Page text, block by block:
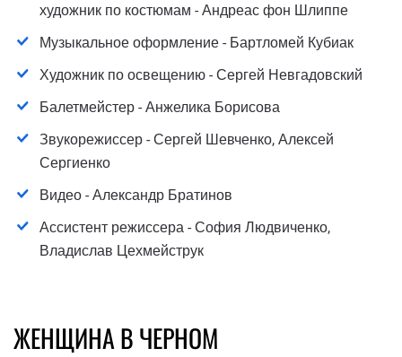
художник по костюмам - Андреас фон Шлиппе
Музыкальное оформление - Бартломей Кубиак
Художник по освещению - Сергей Невгадовский
Балетмейстер - Анжелика Борисова
Звукорежиссер - Сергей Шевченко, Алексей
Сергиенко
Видео - Александр Братинов
Ассистент режиссера - София Людвиченко,
Владислав Цехмейструк
ЖЕНЩИНА В ЧЕРНОМ